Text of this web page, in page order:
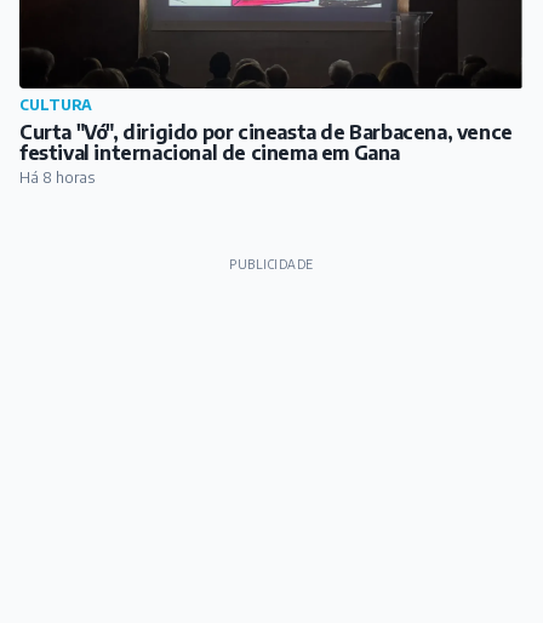
CULTURA
Curta "Vó", dirigido por cineasta de Barbacena, vence
festival internacional de cinema em Gana
Há 8 horas
PUBLICIDADE